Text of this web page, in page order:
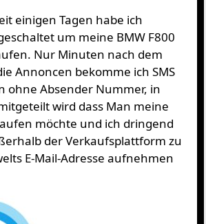
einigen Tagen habe ich
um meine BMW F800
Nur Minuten nach dem
Annoncen bekomme ich SMS
ohne Absender Nummer, in
wird dass Man meine
möchte und ich dringend
der Verkaufsplattform zu
E-Mail-Adresse aufnehmen